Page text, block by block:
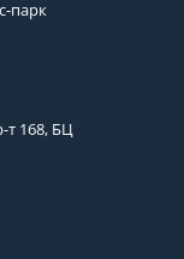
парк
т 168, БЦ